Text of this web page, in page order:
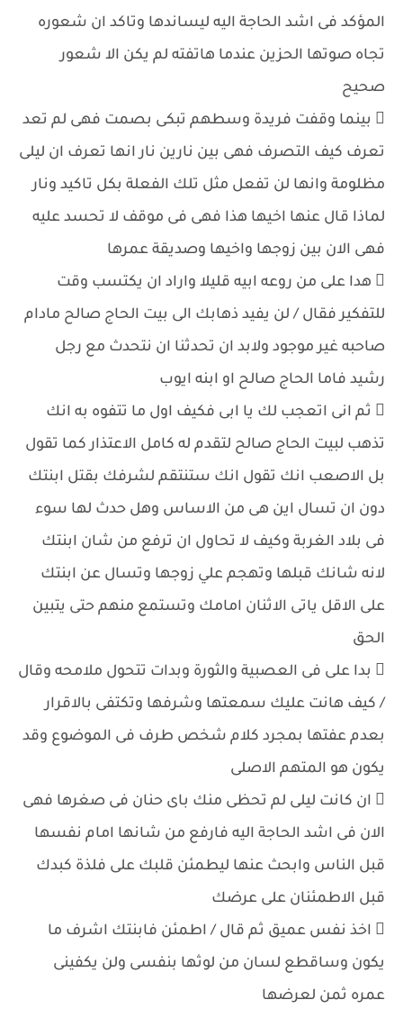
المؤكد فى اشد الحاجة اليه ليساندها وتاكد ان شعوره
تجاه صوتها الحزين عندما هاتفته لم يكن الا شعور
صحيح
 بينما وقفت فريدة وسطهم تبكى بصمت فهى لم تعد
تعرف كيف التصرف فهى بين نارين نار انها تعرف ان ليلى
مظلومة وانها لن تفعل مثل تلك الفعلة بكل تاكيد ونار
لماذا قال عنها اخيها هذا فهى فى موقف لا تحسد عليه
فهى الان بين زوجها واخيها وصديقة عمرها
 هدا على من روعه ابيه قليلا واراد ان يكتسب وقت
للتفكير فقال / لن يفيد ذهابك الى بيت الحاج صالح مادام
صاحبه غير موجود ولابد ان تحدثنا ان نتحدث مع رجل
رشيد فاما الحاج صالح او ابنه ايوب
 ثم انى اتعجب لك يا ابى فكيف اول ما تتفوه به انك
تذهب لبيت الحاج صالح لتقدم له كامل الاعتذار كما تقول
بل الاصعب انك تقول انك ستنتقم لشرفك بقتل ابنتك
دون ان تسال اين هى من الاساس وهل حدث لها سوء
فى بلاد الغربة وكيف لا تحاول ان ترفع من شان ابنتك
لانه شانك قبلها وتهجم علي زوجها وتسال عن ابنتك
على الاقل ياتى الاثنان امامك وتستمع منهم حتى يتبين
الحق
 بدا على فى العصبية والثورة وبدات تتحول ملامحه وقال
/ كيف هانت عليك سمعتها وشرفها وتكتفى بالاقرار
بعدم عفتها بمجرد كلام شخص طرف فى الموضوع وقد
يكون هو المتهم الاصلى
 ان كانت ليلى لم تحظى منك باى حنان فى صغرها فهى
الان فى اشد الحاجة اليه فارفع من شانها امام نفسها
قبل الناس وابحث عنها ليطمئن قلبك على فلذة كبدك
قبل الاطمئنان على عرضك
 اخذ نفس عميق ثم قال / اطمئن فابنتك اشرف ما
يكون وساقطع لسان من لوثها بنفسى ولن يكفينى
عمره ثمن لعرضها